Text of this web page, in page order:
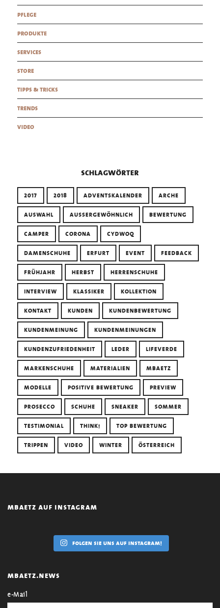
pflege
produkte
services
store
tipps & tricks
trends
video
schlagwörter
2017 2018 ADVENTSKALENDER ARCHE
AUSWAHL AUSSERGEWÖHNLICH BEWERTUNG
CAMPER CORONA CYDWOQ
DAMENSCHUHE ERFURT EVENT FEEDBACK
FRÜHJAHR HERBST HERRENSCHUHE
INTERVIEW KLASSIKER KOLLEKTION
KONTAKT KUNDEN KUNDENBEWERTUNG
KUNDENMEINUNG KUNDENMEINUNGEN
KUNDENZUFRIEDENHEIT LEDER LIFEVERDE
MARKENSCHUHE MATERIALIEN MBAETZ
MODELLE POSITIVE BEWERTUNG PREVIEW
PROSECCO SCHUHE SNEAKER SOMMER
TESTIMONIAL THINK! TOP BEWERTUNG
TRIPPEN VIDEO WINTER ÖSTERREICH
mbaetz auf instagram
folgen sie uns auf instagram!
mbaetz.news
e-Mail